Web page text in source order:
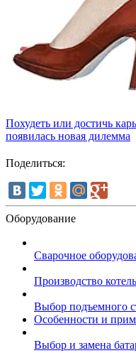
Похудеть или достичь
появилась новая дилемма
Поделиться:
Оборудование
Сварочное
Производство
Выбор подъемного
Особенности и
Выбор и замена